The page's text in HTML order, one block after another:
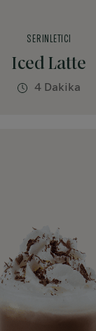
Iced Latte
SERINLETICI
4 Dakika